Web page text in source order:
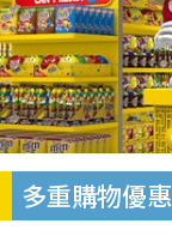
多重購物優